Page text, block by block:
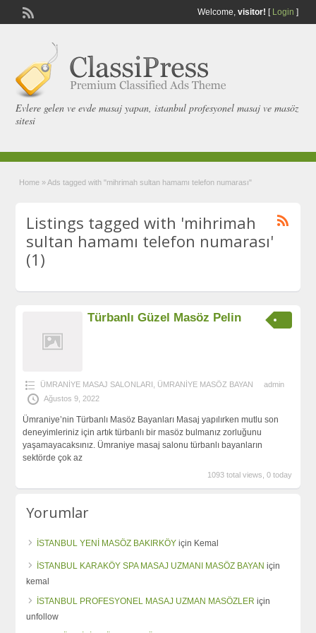
Welcome, visitor! [ Login ]
Evlere gelen ve evde masaj yapan, istanbul profesyonel masaj ve masöz
sitesi
Home » Ads tagged with "mihrimah sultan hamamı telefon numarası"
Listings tagged with 'mihrimah
sultan hamamı telefon numarası'
(1)
Türbanlı Güzel Masöz Pelin
ÜMRANİYE MASAJ SALONLARI ÜMRANİYE MASÖZ BAYAN
admin
Ağustos 9, 2022
Ümraniye’nin Türbanlı Masöz Bayanları Masaj yapılırken mutlu son
deneyimleriniz için artık türbanlı bir masöz bulmanız zorluğunu
yaşamayacaksınız. Ümraniye masaj salonu türbanlı bayanların
sektörde çok az
1093 total views, 0 today
Yorumlar
İSTANBUL YENİ MASÖZ BAKIRKÖY için Kemal
İSTANBUL KARAKÖY SPA MASAJ UZMANI MASÖZ BAYAN için
kemal
İSTANBUL PROFESYONEL MASAJ UZMAN MASÖZLER için
unfollow